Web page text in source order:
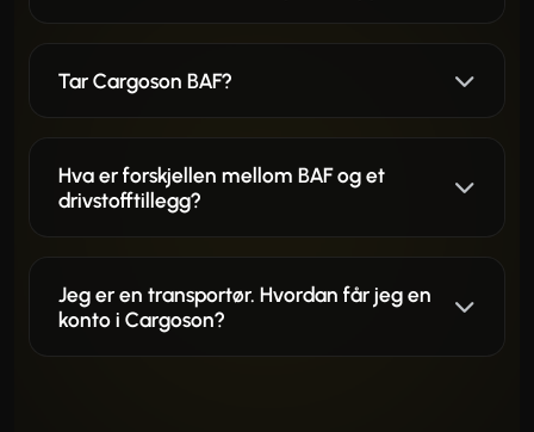
Tar Cargoson BAF?
Hva er forskjellen mellom BAF og et
drivstofftillegg?
Jeg er en transportør. Hvordan får jeg en
konto i Cargoson?